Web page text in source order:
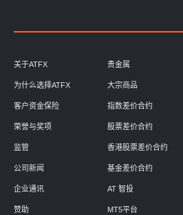
关于ATFX
为什么选择ATFX
客户资金保险
荣誉与奖项
监管
公司新闻
企业通讯
赞助
贵金属
大宗商品
指数差价合约
股票差价合约
香港股票差价合约
基金差价合约
AT 智投
MT5平台